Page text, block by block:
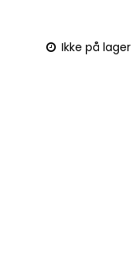
Ikke på lager